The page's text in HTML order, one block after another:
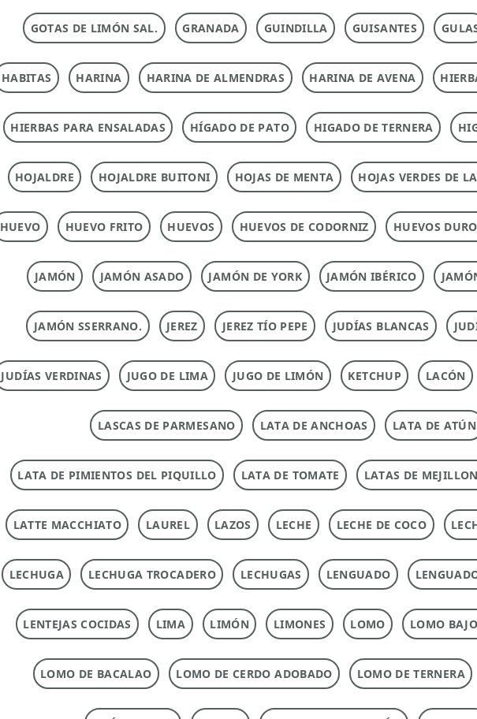
GOTAS DE LIMÓN SAL. GRANADA GUINDILLA GUISANTES
HABITAS HARINA HARINA DE ALMENDRAS HARINA DE AVENA
HIERBAS PARA ENSALADAS HÍGADO DE PATO HIGADO DE TERNERA
HOJALDRE HOJALDRE BUITONI HOJAS DE MENTA HOJAS VERDES DE
HUEVO HUEVO FRITO HUEVOS HUEVOS DE CODORNIZ HUEVOS
JAMÓN JAMÓN ASADO JAMÓN DE YORK JAMÓN IBÉRICO
JAMÓN SSERRANO. JEREZ JEREZ TÍO PEPE JUDÍAS BLANCAS
JUDÍAS VERDINAS JUGO DE LIMA JUGO DE LIMÓN KETCHUP LACÓN
LASCAS DE PARMESANO LATA DE ANCHOAS LATA DE ATÚN
LATA DE PIMIENTOS DEL PIQUILLO LATA DE TOMATE LATAS DE
LATTE MACCHIATO LAUREL LAZOS LECHE LECHE DE COCO
LECHUGA LECHUGA TROCADERO LECHUGAS LENGUADO
LENTEJAS COCIDAS LIMA LIMÓN LIMONES LOMO LOMO
LOMO DE BACALAO LOMO DE CERDO ADOBADO LOMO DE TERNERA